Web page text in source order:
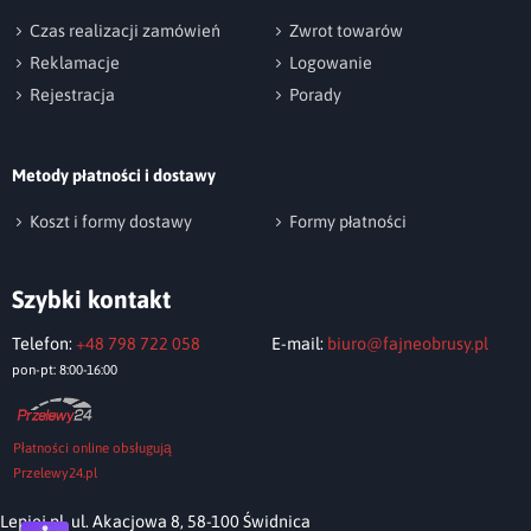
czemu na tkaninie powstaje niepowtarzalny
efekt melanżu.
kształtach: prostokąt, kwadrat, koło, owal, z
dokładnościa co do 1 cm więcobrusy są
Zamów i przekonaj się!
Czas realizacji zamówień
Zwrot towarów
Reklamacje
Logowanie
Rejestracja
Porady
Metody płatności i dostawy
Koszt i formy dostawy Formy płatności
Szybki kontakt
Telefon: +48 798 722 058
pon-pt: 8:00-16:00
E-mail: biuro@fajneobrusy.pl
Płatności online obsługują
Przelewy24.pl
Lepiej.pl, ul. Akacjowa 8, 58-100 Świdnica